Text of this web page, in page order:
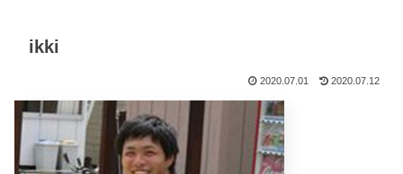
ikki
2020.07.01 2020.07.12